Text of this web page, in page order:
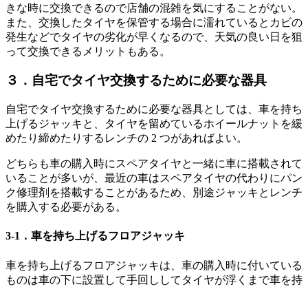
きな時に交換できるので店舗の混雑を気にすることがない。
また、交換したタイヤを保管する場合に濡れているとカビの
発生などでタイヤの劣化が早くなるので、天気の良い日を狙
って交換できるメリットもある。
３．自宅でタイヤ交換するために必要な器具
自宅でタイヤ交換するために必要な器具としては、車を持ち
上げるジャッキと、タイヤを留めているホイールナットを緩
めたり締めたりするレンチの 2 つがあればよい。
どちらも車の購入時にスペアタイヤと一緒に車に搭載されて
いることが多いが、最近の車はスペアタイヤの代わりにパン
ク修理剤を搭載することがあるため、別途ジャッキとレンチ
を購入する必要がある。
3-1．車を持ち上げるフロアジャッキ
車を持ち上げるフロアジャッキは、車の購入時に付いている
ものは車の下に設置して手回ししてタイヤが浮くまで車を持